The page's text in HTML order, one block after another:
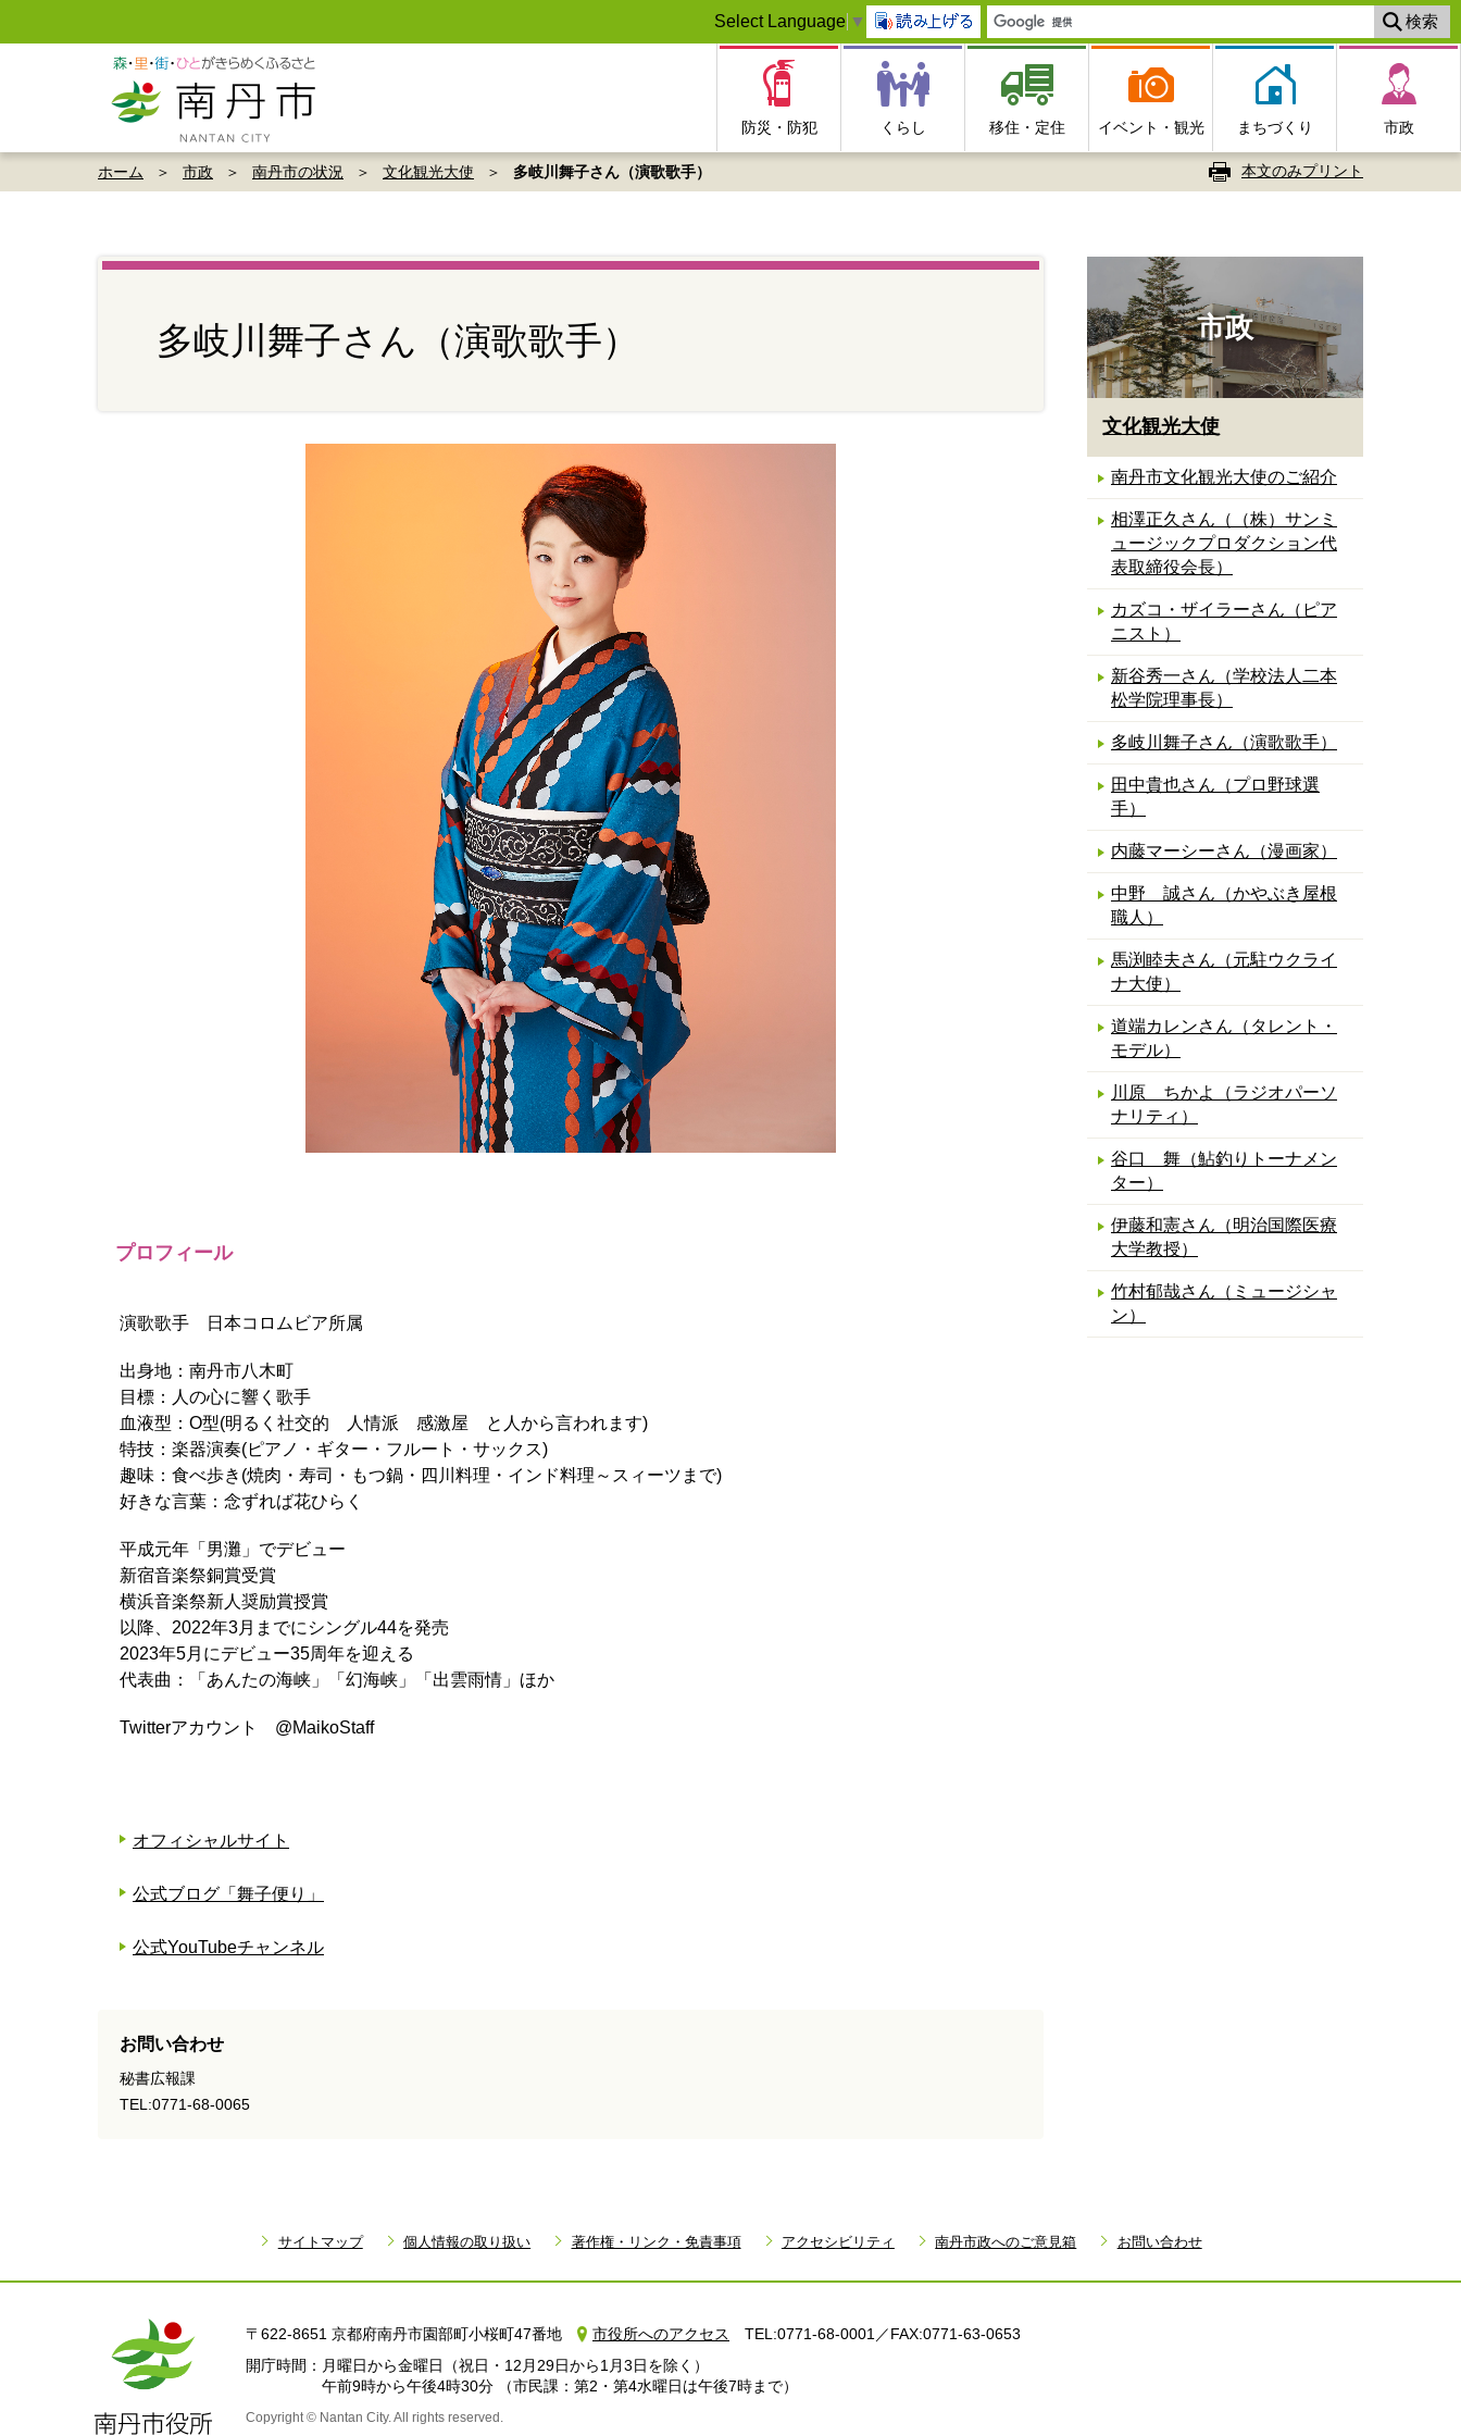
Select Language ▼
防災・防犯 くらし 移住・定住 イベント・観光 まちづくり 市政
ホーム 市政 南丹市の状況 文化観光大使 多岐川舞子さん（演歌歌手） 本文のみプリント
市政
文化観光大使
南丹市文化観光大使のご紹介
相澤正久さん（（株）サンミ
ュージックプロダクション代
表取締役会長）
カズコ・ザイラーさん（ピア
ニスト）
新谷秀一さん（学校法人二本
松学院理事長）
多岐川舞子さん（演歌歌手）
田中貴也さん（プロ野球選
手）
内藤マーシーさん（漫画家）
中野 誠さん（かやぶき屋根
職人）
馬渕睦夫さん（元駐ウクライ
ナ大使）
道端カレンさん（タレント・
モデル）
川原 ちかよ（ラジオパーソ
ナリティ）
谷口 舞（鮎釣りトーナメン
ター）
伊藤和憲さん（明治国際医療
大学教授）
竹村郁哉さん（ミュージシャ
ン）
多岐川舞子さん（演歌歌手）
プロフィール
演歌歌手 日本コロムビア所属
出身地：南丹市八木町
目標：人の心に響く歌手
血液型：O型(明るく社交的 人情派 感激屋 と人から言われます)
特技：楽器演奏(ピアノ・ギター・フルート・サックス)
趣味：食べ歩き(焼肉・寿司・もつ鍋・四川料理・インド料理～スィーツまで)
好きな言葉：念ずれば花ひらく
平成元年「男灘」でデビュー
新宿音楽祭銅賞受賞
横浜音楽祭新人奨励賞授賞
以降、2022年3月までにシングル44を発売
2023年5月にデビュー35周年を迎える
代表曲：「あんたの海峡」「幻海峡」「出雲雨情」ほか
Twitterアカウント @MaikoStaff
オフィシャルサイト
公式ブログ「舞子便り」
公式YouTubeチャンネル
お問い合わせ
秘書広報課
TEL:0771-68-0065
サイトマップ 個人情報の取り扱い 著作権・リンク・免責事項 アクセシビリティ 南丹市政へのご意見箱 お問い合わせ
〒622-8651 京都府南丹市園部町小桜町47番地 市役所へのアクセス
TEL:0771-68-0001／FAX:0771-63-0653
開庁時間
月曜日から金曜日
（祝日・12月29日から1月3日を除く）
午前9時から午後4時30分
（市民課：第2・第4水曜日は午後7時まで）
Copyright © Nantan City. All rights reserved.